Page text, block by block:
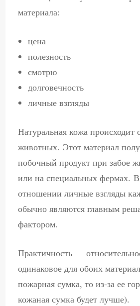
материала:
цена
полезность
смотрю
долговечность
личные взгляды
Натуральная кожа происходит
животных. Этот материал
побочный продукт при забое
или на специальных фермах.
отношении личные взгляды
обычно являются главным
фактором.
Практичность —
одинаковое для обоих
пожарная сумка, то из-за ее
кожаная сумка будет лучше).